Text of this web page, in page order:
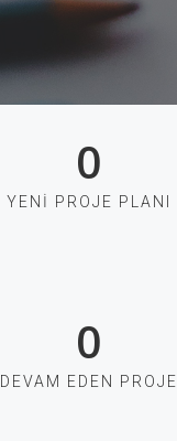
0
YENI PROJE PLANI
0
DEVAM EDEN PROJE